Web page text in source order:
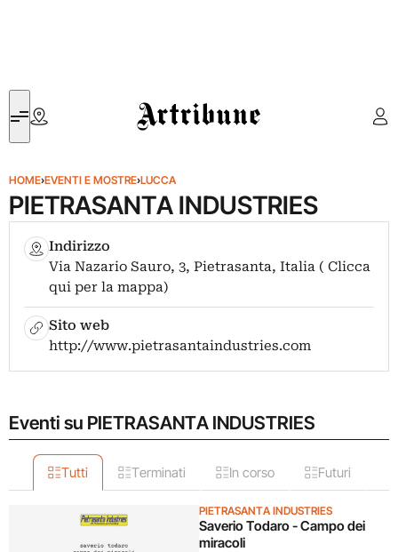
Artribune
HOME›EVENTI E MOSTRE›LUCCA
PIETRASANTA INDUSTRIES
Indirizzo
Via Nazario Sauro, 3, Pietrasanta, Italia ( Clicca
qui per la mappa)
Sito web
http://www.pietrasantaindustries.com
Eventi su PIETRASANTA INDUSTRIES
Tutti Terminati In corso Futuri
PIETRASANTA INDUSTRIES
Saverio Todaro - Campo dei
miracoli